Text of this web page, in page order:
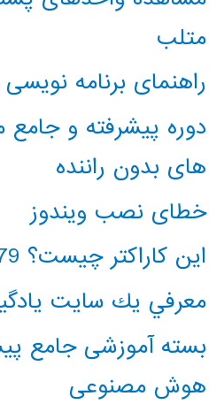
متلب
راهنمای برنامه
دوره پیشرفته و
های بدون راننده
خطای نصب ویندوز
این کاراکتر چیست؟ 65279
معرفي يك سايت
بسته آموزشی جامع
هوش مصنوعی